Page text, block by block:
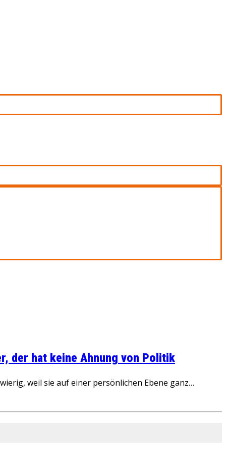
der hat keine Ahnung von Politik
weil sie auf einer persönlichen Ebene ganz…